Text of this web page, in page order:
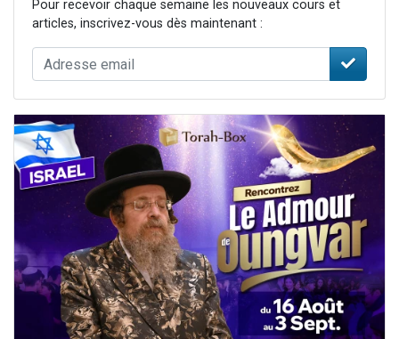
Pour recevoir chaque semaine les nouveaux cours et
articles, inscrivez-vous dès maintenant :